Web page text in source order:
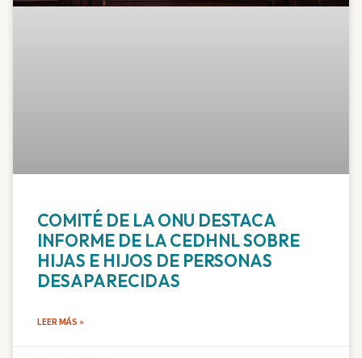
COMITÉ DE LA ONU DESTACA
INFORME DE LA CEDHNL SOBRE
HIJAS E HIJOS DE PERSONAS
DESAPARECIDAS
LEER MÁS »